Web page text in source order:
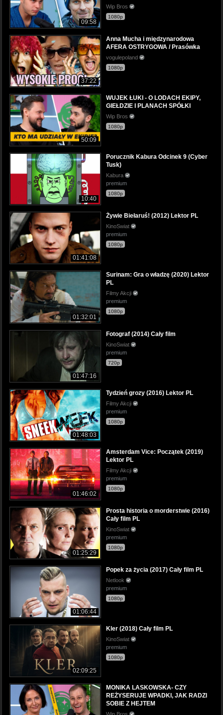
09:58
Wip Bros
1080p
37:22
Anna Mucha i międzynarodowa
AFERA OSTRYGOWA / Prasówka
vogulepoland
1080p
50:09
WUJEK ŁUKI - O LODACH EKIPY,
GIEŁDZIE I PLANACH SPÓŁKI
Wip Bros
1080p
10:40
Porucznik Kabura Odcinek 9 (Cyber
Tusk)
Kabura
premium
1080p
01:41:08
Żywie Biełaruś! (2012) Lektor PL
KinoSwiat
premium
1080p
01:32:01
Surinam: Gra o władzę (2020) Lektor
PL
Filmy Akcji
premium
1080p
01:47:16
Fotograf (2014) Cały film
KinoSwiat
premium
720p
01:48:03
Tydzień grozy (2016) Lektor PL
Filmy Akcji
premium
1080p
01:46:02
Amsterdam Vice: Początek (2019)
Lektor PL
Filmy Akcji
premium
1080p
01:25:29
Prosta historia o morderstwie (2016)
Cały film PL
KinoSwiat
premium
1080p
01:06:44
Popek za życia (2017) Cały film PL
Netlook
premium
1080p
02:09:25
Kler (2018) Cały film PL
KinoSwiat
premium
1080p
MONIKA LASKOWSKA- CZY
REŻYSERUJE WPADKI, JAK RADZI
SOBIE Z HEJTEM